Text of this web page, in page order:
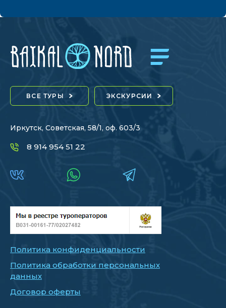
ВСЕ ТУРЫ ЭКСКУРСИИ
Иркутск, Советская, 58/1, оф. 603/3
8 914 954 51 22
Политика конфиденциальности
Политика обработки персональных
данных
Договор оферты